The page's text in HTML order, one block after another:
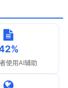
使用AI辅助